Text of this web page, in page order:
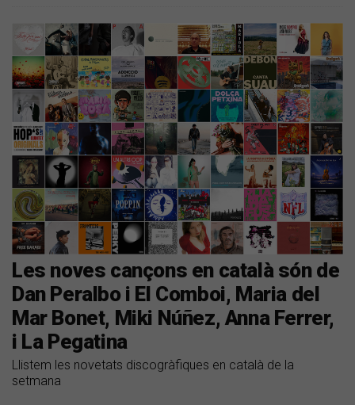
Les noves cançons en català són de
Dan Peralbo i El Comboi, Maria del
Mar Bonet, Miki Núñez, Anna Ferrer,
i La Pegatina
Llistem les novetats discogràfiques en català de la
setmana